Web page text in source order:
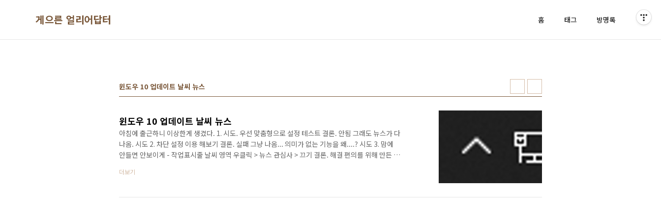
게으른 얼리어답터 홈 태그 방명록
윈도우 10 업데이트 날씨 뉴스
윈도우 10 업데이트 날씨 뉴스
아침에 출근하니 이상한게 생겼다. 1. 시도. 우선 맞춤형으로 설정 테스트 결론. 안됨 그래도 뉴스가 다
나옴. 시도 2. 차단 설정 이용 해보기 결론. 실패 그냥 나옴... 의미가 없는 기능을 왜....? 시도 3. 맘에
안들면 안보이게 - 작업표시줄 날씨 영역 우클릭 > 뉴스 관심사 > 끄기 결론. 해결 편의를 위해 만든 기
요.
더보기